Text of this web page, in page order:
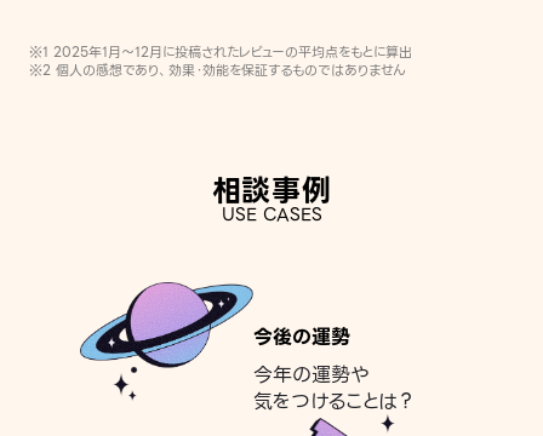
※1 2025年1月〜12月に投稿されたレビューの平均点をもとに算出
※2 個人の感想であり、効果・効能を保証するものではありません
相談事例
USE CASES
今後の運勢
今年の運勢や
気をつけることは？